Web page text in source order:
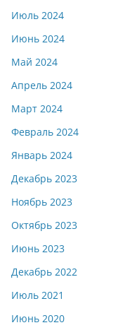
Июль 2024
Июнь 2024
Май 2024
Апрель 2024
Март 2024
Февраль 2024
Январь 2024
Декабрь 2023
Ноябрь 2023
Октябрь 2023
Июнь 2023
Декабрь 2022
Июль 2021
Июнь 2020